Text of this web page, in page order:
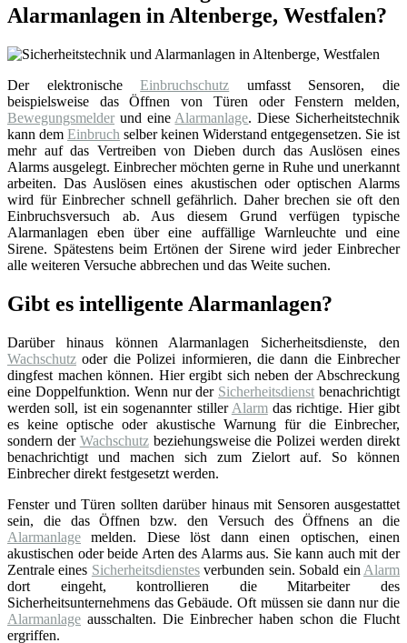
Alarmanlagen in Altenberge, Westfalen?
Der elektronischeEinbruchschutz umfasst Sensoren, die
beispielsweise das Öffnen von Türen oder Fenstern melden,
Bewegungsmelder und eine Alarmanlage. Diese Sicherheitstechnik
kann dem Einbruch selber keinen Widerstand entgegensetzen. Sie ist
mehr auf das Vertreiben von Dieben durch das Auslösen eines
Alarms ausgelegt. Einbrecher möchten gerne in Ruhe und unerkannt
arbeiten. Das Auslösen eines akustischen oder optischen Alarms
wird für Einbrecher schnell gefährlich. Daher brechen sie oft den
Einbruchsversuch ab. Aus diesem Grund verfügen typische
Alarmanlagen eben über eine auffällige Warnleuchte und eine
Sirene. Spätestens beim Ertönen der Sirene wird jeder Einbrecher
alle weiteren Versuche abbrechen und das Weite suchen.
Gibt es intelligente Alarmanlagen?
Darüber hinaus können Alarmanlagen Sicherheitsdienste, den
Wachschutz oder die Polizei informieren, die dann die Einbrecher
dingfest machen können. Hier ergibt sich neben der Abschreckung
eine Doppelfunktion. Wenn nur der Sicherheitsdienst benachrichtigt
werden soll, ist ein sogenannter stiller Alarmdas richtige. Hier gibt
es keine optische oder akustische Warnung für die Einbrecher,
sondern der Wachschutzbeziehungsweise die Polizei werden direkt
benachrichtigt und machen sich zum Zielort auf. So können
Einbrecher direkt festgesetzt werden.
Fenster und Türen sollten darüber hinaus mit Sensoren ausgestattet
sein, die das Öffnen bzw. den Versuch des Öffnens an die
Alarmanlage melden. Diese löst dann einen optischen, einen
akustischen oder beide Arten des Alarms aus. Sie kann auch mit der
Zentrale eines Sicherheitsdienstesverbunden sein. Sobald ein Alarm
dort eingeht, kontrollieren die Mitarbeiter des
Sicherheitsunternehmens das Gebäude. Oft müssen sie dann nur die
Alarmanlage ausschalten. Die Einbrecher haben schon die Flucht
ergriffen.